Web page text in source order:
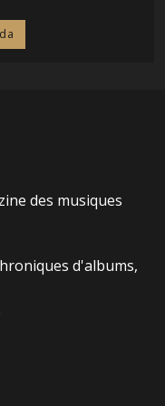
des musiques
d'albums,